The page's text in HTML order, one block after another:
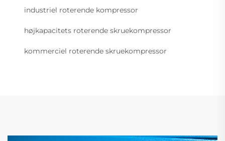
industriel roterende kompressor
højkapacitets roterende skruekompressor
kommerciel roterende skruekompressor